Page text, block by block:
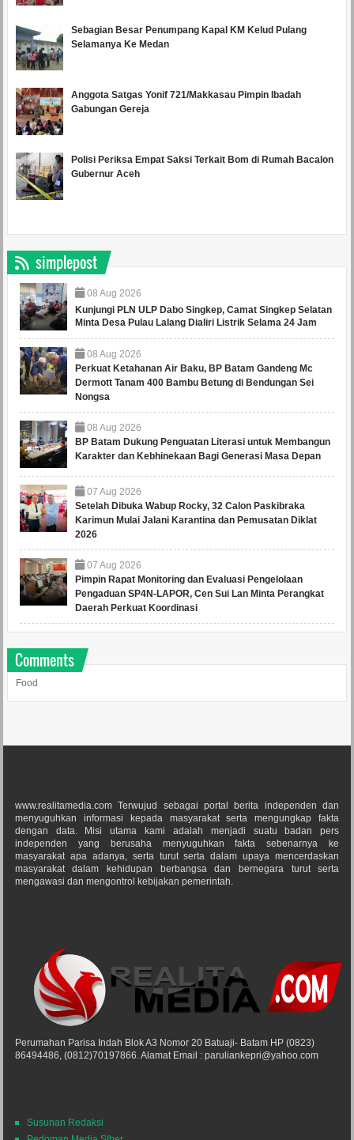
Sebagian Besar Penumpang Kapal KM Kelud Pulang
Selamanya Ke Medan
Anggota Satgas Yonif 721/Makkasau Pimpin Ibadah
Gabungan Gereja
Polisi Periksa Empat Saksi Terkait Bom di Rumah Bacalon
Gubernur Aceh
simplepost
08 Aug 2026
Kunjungi PLN ULP Dabo Singkep, Camat Singkep Selatan
Minta Desa Pulau Lalang Dialiri Listrik Selama 24 Jam
08 Aug 2026
Perkuat Ketahanan Air Baku, BP Batam Gandeng Mc
Dermott Tanam 400 Bambu Betung di Bendungan Sei
Nongsa
08 Aug 2026
BP Batam Dukung Penguatan Literasi untuk Membangun
Karakter dan Kebhinekaan Bagi Generasi Masa Depan
07 Aug 2026
Setelah Dibuka Wabup Rocky, 32 Calon Paskibraka
Karimun Mulai Jalani Karantina dan Pemusatan Diklat
2026
07 Aug 2026
Pimpin Rapat Monitoring dan Evaluasi Pengelolaan
Pengaduan SP4N-LAPOR, Cen Sui Lan Minta Perangkat
Daerah Perkuat Koordinasi
Comments
Food
www.realitamedia.com Terwujud sebagai portal berita independen dan
menyuguhkan informasi kepada masyarakat serta mengungkap fakta
dengan data. Misi utama kami adalah menjadi suatu badan pers
independen yang berusaha menyuguhkan fakta sebenarnya ke
masyarakat apa adanya, serta turut serta dalam upaya mencerdaskan
masyarakat dalam kehidupan berbangsa dan bernegara turut serta
mengawasi dan mengontrol kebijakan pemerintah.
Perumahan Parisa Indah Blok A3 Nomor 20 Batuaji- Batam HP (0823)
86494486, (0812)70197866. Alamat Email : paruliankepri@yahoo.com
Susunan Redaksi